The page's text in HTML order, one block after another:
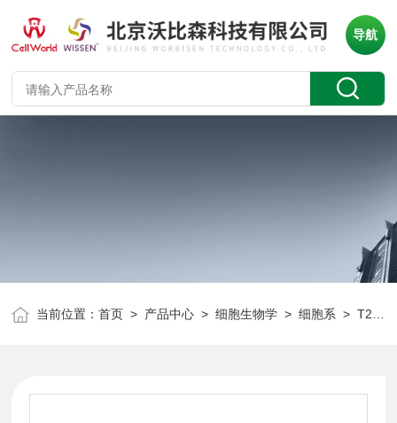
导航
当前位置：首页 > 产品中心 >细胞生物学 >细胞系 > T25人急性T淋巴细胞白血病细胞 CCRF-CEM CLH1034